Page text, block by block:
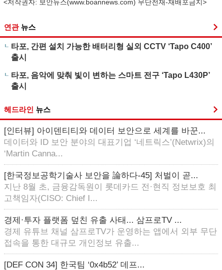
<저작권자: 보안뉴스(www.boannews.com) 무단전재-재배포금지>
연관 뉴스
타포, 간편 설치 가능한 배터리형 실외 CCTV ‘Tapo C400’
출시
타포, 음악에 맞춰 빛이 변하는 스마트 전구 ‘Tapo L430P’
출시
헤드라인 뉴스
[인터뷰] 아이덴티티와 데이터 보안으로 세계를 바꾼...
데이터와 ID 보안 분야의 대표기업 ‘네트릭스’(Netwrix)의
‘Martin Canna...
[한국정보공학기술사 보안을 論하다-45] 처벌이 곧...
지난 8월 초, 금융감독원이 롯데카드 전·현직 정보보호 최
고책임자(CISO: Chief I...
경제·투자 플랫폼 덮친 유출 사태... 삼프로TV ...
경제 유튜브 채널 삼프로TV가 운영하는 앱에서 외부 무단
접속을 통한 대규모 개인정보 유출...
[DEF CON 34] 한국팀 ‘0x4b52’ 데프...